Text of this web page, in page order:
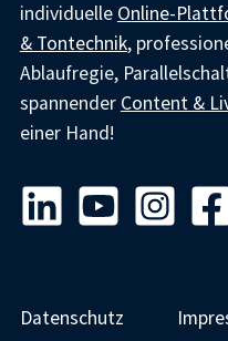
individuelle Online-
& Tontechnik,
Ablaufregie,
spannender Content &
einer Hand!
Datenschutz